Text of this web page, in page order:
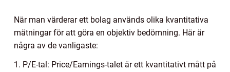
När man värderar ett bolag används olika kvantitativa
mätningar för att göra en objektiv bedömning. Här är
några av de vanligaste:
1. P/E-tal: Price/Earnings-talet är ett kvantitativt mått på